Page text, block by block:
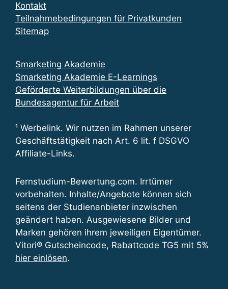
Kontakt
Teilnahmebedingungen für Privatkunden
Sitemap
Smarketing Akademie
Smarketing Akademie E-Learnings
Geförderte Weiterbildungen über die
Bundesagentur für Arbeit
¹ Werbelink. Wir nutzen im Rahmen unserer
Geschäftstätigkeit nach Art. 6 lit. f DSGVO
Affiliate-Links.
Fernstudium-Bewertung.com. Irrtümer
vorbehalten. Inhalte/Angebote können sich
seitens der Studienanbieter inzwischen
geändert haben. Ausgewiesene Bilder und
Marken gehören ihrem jeweiligen Eigentümer.
Vitori® Gutscheincode, Rabattcode TG5 mit 5%
hier einlösen.